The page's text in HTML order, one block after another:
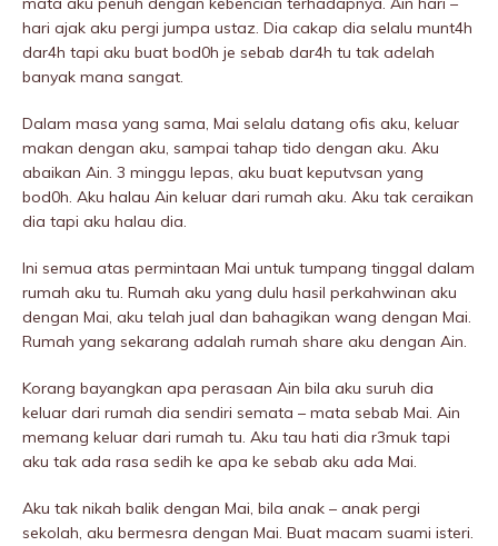
hari ajak aku pergi jumpa ustaz. Dia cakap dia selalu munt4h
dar4h tapi aku buat bod0h je sebab dar4h tu tak adelah
banyak mana sangat.
Dalam masa yang sama, Mai selalu datang ofis aku, keluar
makan dengan aku, sampai tahap tido dengan aku. Aku
abaikan Ain. 3 minggu lepas, aku buat keputvsan yang
bod0h. Aku halau Ain keluar dari rumah aku. Aku tak ceraikan
dia tapi aku haIau dia.
Ini semua atas permintaan Mai untuk tumpang tinggal dalam
rumah aku tu. Rumah aku yang dulu hasil perkahwinan aku
dengan Mai, aku telah jual dan bahagikan wang dengan Mai.
Rumah yang sekarang adalah rumah share aku dengan Ain.
Korang bayangkan apa perasaan Ain bila aku suruh dia
keluar dari rumah dia sendiri semata – mata sebab Mai. Ain
memang keluar dari rumah tu. Aku tau hati dia r3muk tapi
aku tak ada rasa sedih ke apa ke sebab aku ada Mai.
Aku tak nikah balik dengan Mai, bila anak – anak pergi
sekolah, aku bermesra dengan Mai. Buat macam suami isteri.